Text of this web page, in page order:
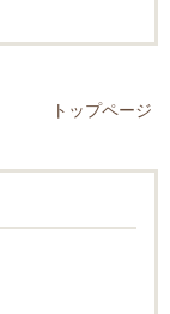
トップページ